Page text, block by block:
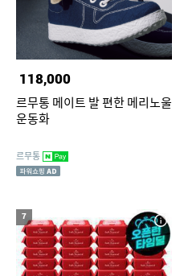
118,000
르무통 메이트 발 편한 메리노울
운동화
르무통
7